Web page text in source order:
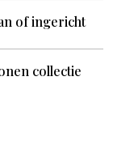
of ingericht
collectie